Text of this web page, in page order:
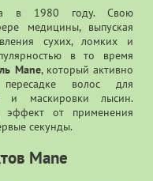
в 1980 году. Свою
медицины, выпуская
сухих, ломких и
в то время
Mane, который активно
волос для
и маскировки лысин.
эффект от применения
секунды.
Mane